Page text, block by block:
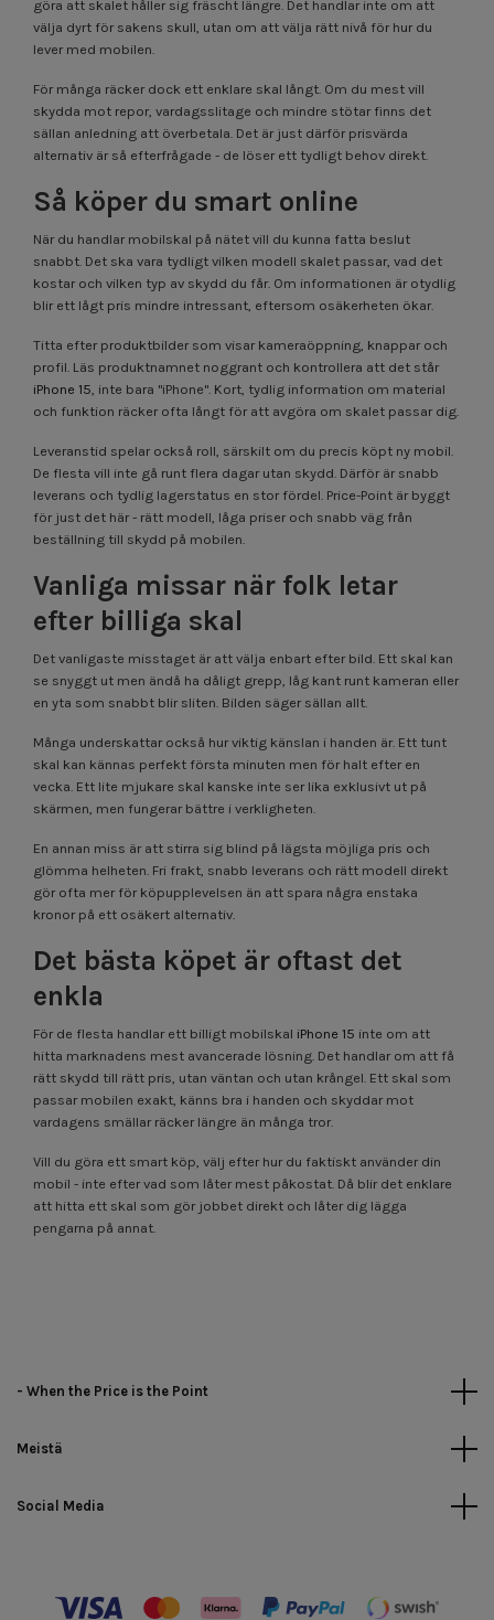
göra att skalet håller sig fräscht längre. Det handlar inte om att
välja dyrt för sakens skull, utan om att välja rätt nivå för hur du
lever med mobilen.
För många räcker dock ett enklare skal långt. Om du mest vill
skydda mot repor, vardagsslitage och mindre stötar finns det
sällan anledning att överbetala. Det är just därför prisvärda
alternativ är så efterfrågade - de löser ett tydligt behov direkt.
Så köper du smart online
När du handlar mobilskal på nätet vill du kunna fatta beslut
snabbt. Det ska vara tydligt vilken modell skalet passar, vad det
kostar och vilken typ av skydd du får. Om informationen är otydlig
blir ett lågt pris mindre intressant, eftersom osäkerheten ökar.
Titta efter produktbilder som visar kameraöppning, knappar och
profil. Läs produktnamnet noggrant och kontrollera att det står
iPhone 15 , inte bara "iPhone". Kort, tydlig information om material
och funktion räcker ofta långt för att avgöra om skalet passar dig.
Leveranstid spelar också roll, särskilt om du precis köpt ny mobil.
De flesta vill inte gå runt flera dagar utan skydd. Därför är snabb
leverans och tydlig lagerstatus en stor fördel. Price-Point är byggt
för just det här - rätt modell, låga priser och snabb väg från
beställning till skydd på mobilen.
Vanliga missar när folk letar
efter billiga skal
Det vanligaste misstaget är att välja enbart efter bild. Ett skal kan
se snyggt ut men ändå ha dåligt grepp, låg kant runt kameran eller
en yta som snabbt blir sliten. Bilden säger sällan allt.
Många underskattar också hur viktig känslan i handen är. Ett tunt
skal kan kännas perfekt första minuten men för halt efter en
vecka. Ett lite mjukare skal kanske inte ser lika exklusivt ut på
skärmen, men fungerar bättre i verkligheten.
En annan miss är att stirra sig blind på lägsta möjliga pris och
glömma helheten. Fri frakt, snabb leverans och rätt modell direkt
gör ofta mer för köpupplevelsen än att spara några enstaka
kronor på ett osäkert alternativ.
Det bästa köpet är oftast det
enkla
För de flesta handlar ett billigt mobilskal iPhone 15 inte om att
hitta marknadens mest avancerade lösning. Det handlar om att få
rätt skydd till rätt pris, utan väntan och utan krångel. Ett skal som
passar mobilen exakt, känns bra i handen och skyddar mot
vardagens smällar räcker längre än många tror.
Vill du göra ett smart köp, välj efter hur du faktiskt använder din
mobil - inte efter vad som låter mest påkostat. Då blir det enklare
att hitta ett skal som gör jobbet direkt och låter dig lägga
pengarna på annat.
- When the Price is the Point
Meistä
Social Media